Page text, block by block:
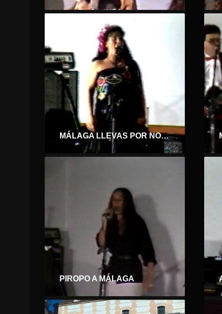
MÁLAGA LLEVAS POR NOMBRE
PIROPO A MÁLAGA